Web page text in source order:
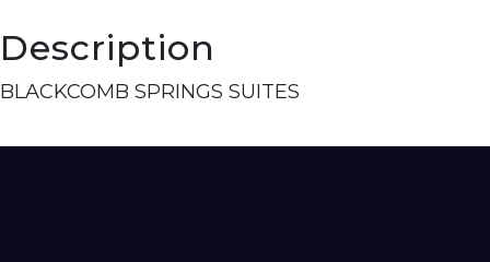
Description
BLACKCOMB SPRINGS SUITES